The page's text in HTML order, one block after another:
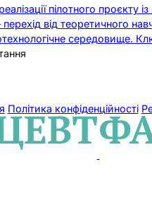
пілотного
від теоретичного
середовище.
Політика конфіденційності